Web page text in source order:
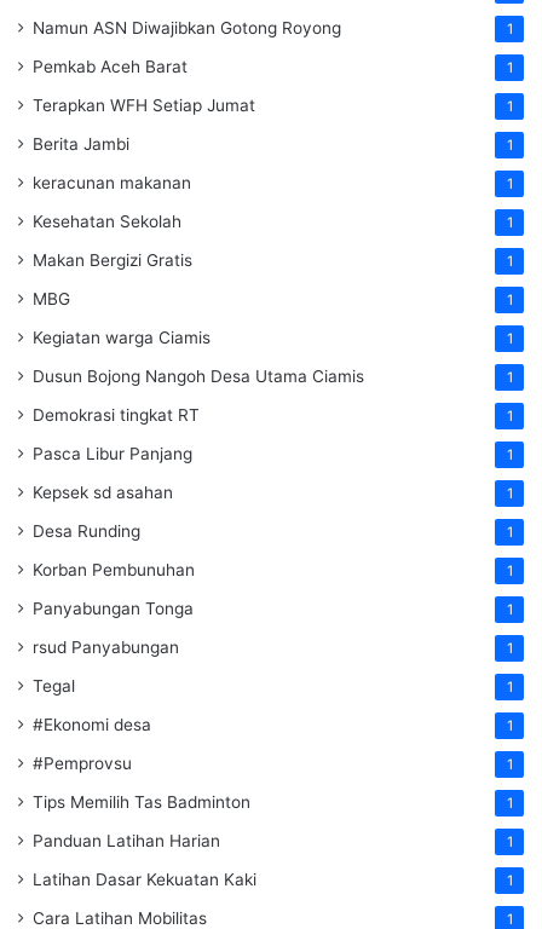
Namun ASN Diwajibkan Gotong Royong 1
Pemkab Aceh Barat 1
Terapkan WFH Setiap Jumat 1
Berita Jambi 1
keracunan makanan 1
Kesehatan Sekolah 1
Makan Bergizi Gratis 1
MBG 1
Kegiatan warga Ciamis 1
Dusun Bojong Nangoh Desa Utama Ciamis 1
Demokrasi tingkat RT 1
Pasca Libur Panjang 1
Kepsek sd asahan 1
Desa Runding 1
Korban Pembunuhan 1
Panyabungan Tonga 1
rsud Panyabungan 1
Tegal 1
#Ekonomi desa 1
#Pemprovsu 1
Tips Memilih Tas Badminton 1
Panduan Latihan Harian 1
Latihan Dasar Kekuatan Kaki 1
Cara Latihan Mobilitas 1